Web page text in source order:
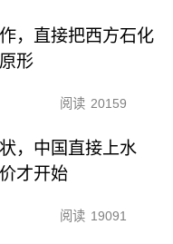
，直接把西方石化
形
阅读 20159
，中国直接上水
才开始
阅读 19091